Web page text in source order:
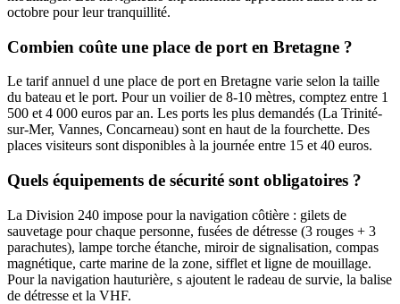
octobre pour leur tranquillité.
Combien coûte une place de port en Bretagne ?
Le tarif annuel d une place de port en Bretagne varie selon la taille
du bateau et le port. Pour un voilier de 8-10 mètres, comptez entre 1
500 et 4 000 euros par an. Les ports les plus demandés (La Trinité-
sur-Mer, Vannes, Concarneau) sont en haut de la fourchette. Des
places visiteurs sont disponibles à la journée entre 15 et 40 euros.
Quels équipements de sécurité sont obligatoires ?
La Division 240 impose pour la navigation côtière : gilets de
sauvetage pour chaque personne, fusées de détresse (3 rouges + 3
parachutes), lampe torche étanche, miroir de signalisation, compas
magnétique, carte marine de la zone, sifflet et ligne de mouillage.
Pour la navigation hauturière, s ajoutent le radeau de survie, la balise
de détresse et la VHF.